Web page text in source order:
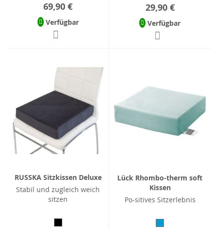
69,90 €
Verfügbar
29,90 €
Verfügbar
RUSSKA Sitzkissen Deluxe
Stabil und zugleich weich
sitzen
Lück Rhombo-therm soft
Kissen
Po-sitives Sitzerlebnis